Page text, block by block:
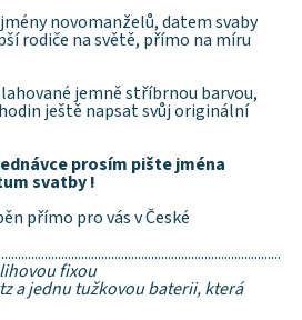
novomanželů, datem svaby
rodiče na světě, přímo na míru
jemně stříbrnou barvou,
ještě napsat svůj originální
prosím pište jména
svatby !
přímo pro vás v České
fixou
a jednu tužkovou baterii, která